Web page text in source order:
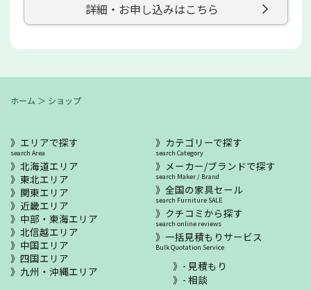
詳細・お申し込みはこちら
ホーム ＞ ショップ
エリアで探す
search Area
北海道エリア
東北エリア
関東エリア
近畿エリア
中部・東海エリア
北信越エリア
中国エリア
四国エリア
九州・沖縄エリア
カテゴリーで探す
search Category
メーカー/ブランドで探す
search Maker / Brand
全国の家具セール
search Furniture SALE
クチコミから探す
search online reviews
一括見積もりサービス
Bulk Quotation Service
- 見積もり
- 相談